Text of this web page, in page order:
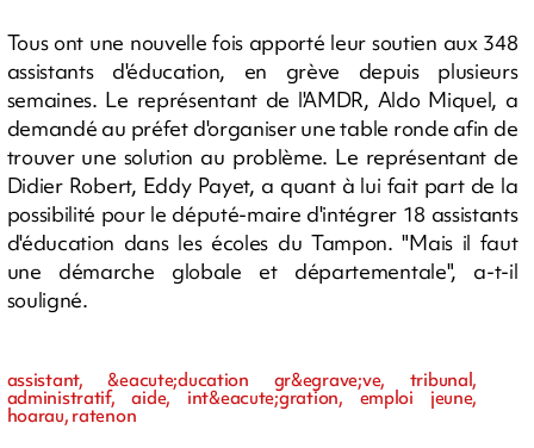
Tous ont une nouvelle fois apporté leur soutien aux 348
assistants d'éducation, en grève depuis plusieurs
semaines. Le représentant de l'AMDR, Aldo Miquel, a
demandé au préfet d'organiser une table ronde afin de
trouver une solution au problème. Le représentant de
Didier Robert, Eddy Payet, a quant à lui fait part de la
possibilité pour le député-maire d'intégrer 18 assistants
d'éducation dans les écoles du Tampon. "Mais il faut
une démarche globale et départementale", a-t-il
souligné.
assistant, &eacute;ducation gr&egrave;ve, tribunal,
administratif, aide, int&eacute;gration, emploi jeune,
hoarau, ratenon